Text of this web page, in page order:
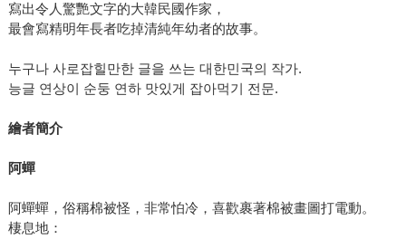
寫出令人驚艷文字的大韓民國作家，
最會寫精明年長者吃掉清純年幼者的故事。
누구나 사로잡힐만한 글을 쓰는 대한민국의 작가.
능글 연상이 순둥 연하 맛있게 잡아먹기 전문.
繪者簡介
阿蟬
阿蟬蟬，俗稱棉被怪，非常怕冷，喜歡裹著棉被畫圖打電動。
棲息地：